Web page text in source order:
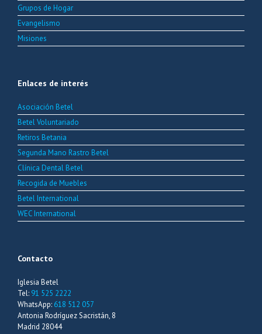
Grupos de Hogar
Evangelismo
Misiones
Enlaces de interés
Asociación Betel
Betel Voluntariado
Retiros Betania
Segunda Mano Rastro Betel
Clínica Dental Betel
Recogida de Muebles
Betel International
WEC International
Contacto
Iglesia Betel
Tel: 91 525 2222
WhatsApp: 618 512 057
Antonia Rodríguez Sacristán, 8
Madrid 28044